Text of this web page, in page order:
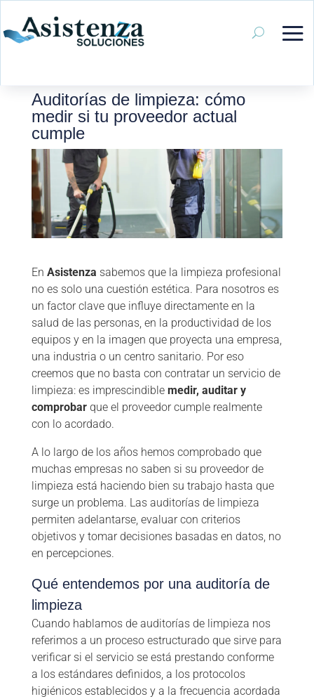
Auditorías de limpieza: cómo
medir si tu proveedor actual
cumple
En Asistenza sabemos que la limpieza profesional
no es solo una cuestión estética. Para nosotros es
un factor clave que influye directamente en la
salud de las personas, en la productividad de los
equipos y en la imagen que proyecta una empresa,
una industria o un centro sanitario. Por eso
creemos que no basta con contratar un servicio de
limpieza: es imprescindible medir, auditar y
comprobarque el proveedor cumple realmente
con lo acordado.
A lo largo de los años hemos comprobado que
muchas empresas no saben si su proveedor de
limpieza está haciendo bien su trabajo hasta que
surge un problema. Las auditorías de limpieza
permiten adelantarse, evaluar con criterios
objetivos y tomar decisiones basadas en datos, no
en percepciones.
Qué entendemos por una auditoría de
limpieza
Cuando hablamos de auditorías de limpieza nos
referimos a un proceso estructurado que sirve para
verificar si el servicio se está prestando conforme
a los estándares definidos, a los protocolos
higiénicos establecidos y a la frecuencia acordada